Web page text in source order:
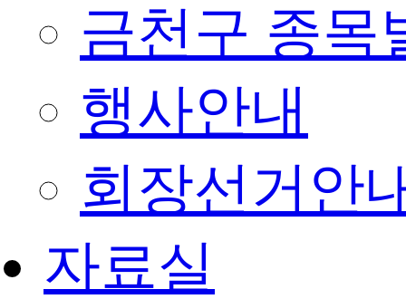
금천구 종목
행사안내
회장선거안
자료실